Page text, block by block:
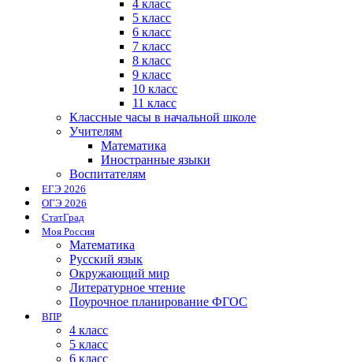
4 класс
5 класс
6 класс
7 класс
8 класс
9 класс
10 класс
11 класс
Классные часы в начальной школе
Учителям
Математика
Иностранные языки
Воспитателям
ЕГЭ 2026
ОГЭ 2026
СтатГрад
Моя Россия
Математика
Русский язык
Окружающий мир
Литературное чтение
Поурочное планирование ФГОС
ВПР
4 класс
5 класс
6 класс